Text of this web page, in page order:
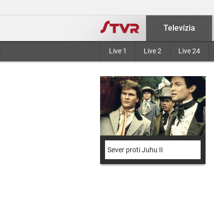
Televízia
Live 1 Live 2 Live 24
Sever proti Juhu II